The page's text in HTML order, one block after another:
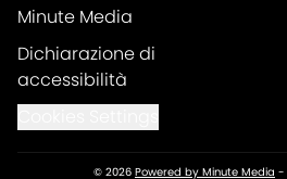
Minute Media
Dichiarazione di
accessibilità
© 2026 Powered by Minute Media -